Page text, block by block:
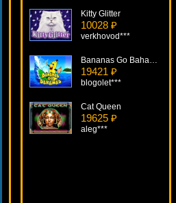
Kitty Glitter
10028 ₽
verkhovod***
Bananas Go Bahamas
19421 ₽
blogolet***
Cat Queen
19625 ₽
aleg***